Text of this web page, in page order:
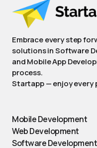
Embrace every step
solutions in Software
and Mobile App
process.
Startapp — enjoy every
Mobile Development
Web Development
Software Development